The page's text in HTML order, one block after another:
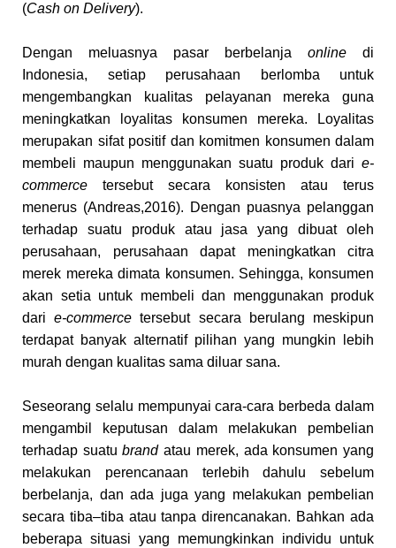
(Cash on Delivery).
Dengan meluasnya pasar berbelanja online di
Indonesia, setiap perusahaan berlomba untuk
mengembangkan kualitas pelayanan mereka guna
meningkatkan loyalitas konsumen mereka. Loyalitas
merupakan sifat positif dan komitmen konsumen dalam
membeli maupun menggunakan suatu produk dari e-
commerce tersebut secara konsisten atau terus
menerus (Andreas,2016). Dengan puasnya pelanggan
terhadap suatu produk atau jasa yang dibuat oleh
perusahaan, perusahaan dapat meningkatkan citra
merek mereka dimata konsumen. Sehingga, konsumen
akan setia untuk membeli dan menggunakan produk
darie-commercetersebut secara berulang meskipun
terdapat banyak alternatif pilihan yang mungkin lebih
murah dengan kualitas sama diluar sana.
Seseorang selalu mempunyai cara-cara berbeda dalam
mengambil keputusan dalam melakukan pembelian
terhadap suatubrandatau merek, ada konsumen yang
melakukan perencanaan terlebih dahulu sebelum
berbelanja, dan ada juga yang melakukan pembelian
secara tiba–tiba atau tanpa direncanakan. Bahkan ada
beberapa situasi yang memungkinkan individu untuk